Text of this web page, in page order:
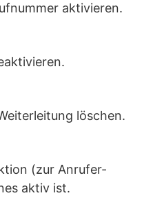
aktivieren.
löschen.
(zur Anrufer-
aktiv ist.